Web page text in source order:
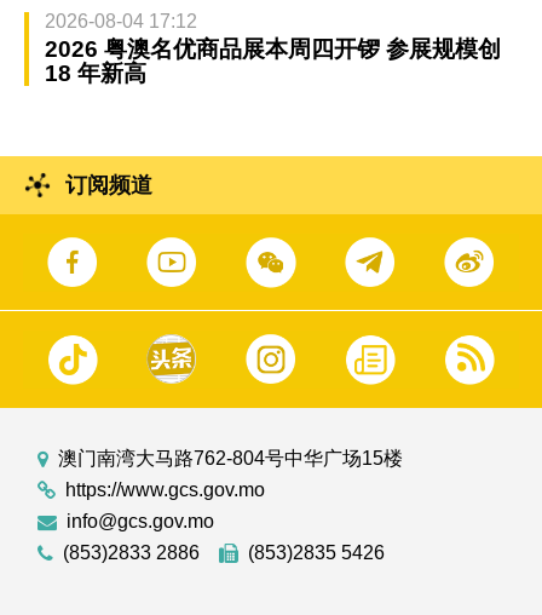
2026-08-04 17:12
2026 粤澳名优商品展本周四开锣 参展规模创
18 年新高
订阅频道
澳门南湾大马路762-804号中华广场15楼
https://www.gcs.gov.mo
info@gcs.gov.mo
(853)2833 2886
(853)2835 5426